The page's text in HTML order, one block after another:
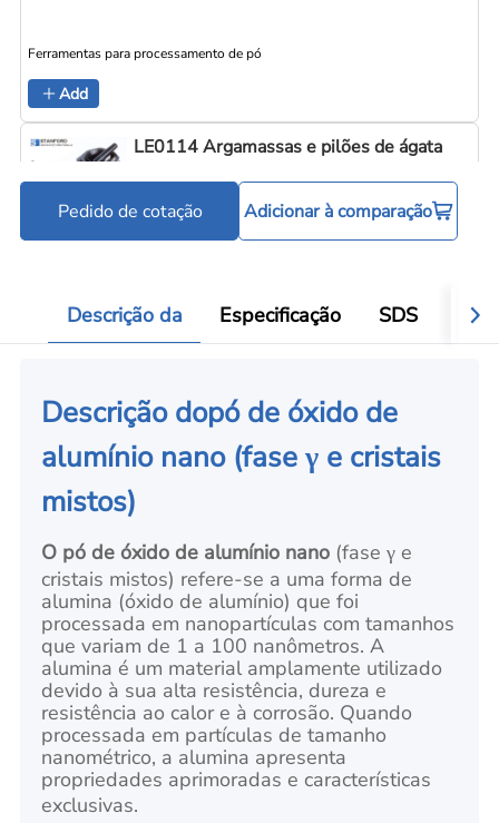
Ferramentas para processamento de pó
Add
LE0114 Argamassas e pilões de ágata
Pedido de cotação Adicionar à comparação
Descrição da Especificação SDS
Descrição dopó de óxido de
alumínio nano (fase γ e cristais
mistos)
O pó de óxido de alumínio nano (fase γ e
cristais mistos) refere-se a uma forma de
alumina (óxido de alumínio) que foi
processada em nanopartículas com tamanhos
que variam de 1 a 100 nanômetros. A
alumina é um material amplamente utilizado
devido à sua alta resistência, dureza e
resistência ao calor e à corrosão. Quando
processada em partículas de tamanho
nanométrico, a alumina apresenta
propriedades aprimoradas e características
exclusivas.